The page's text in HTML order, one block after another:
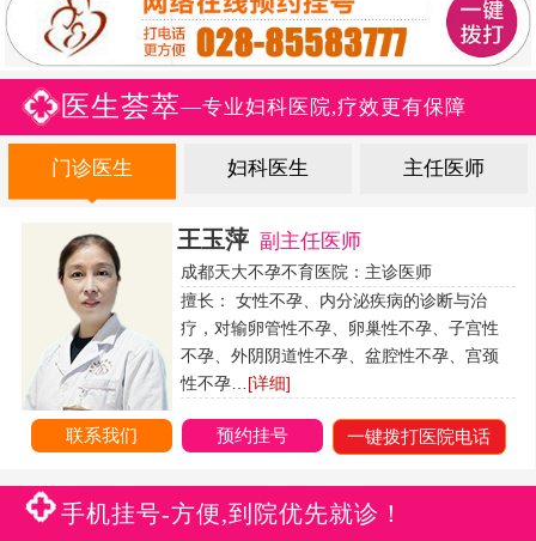
医生荟萃—专业妇科医院,疗效更有保障
门诊医生 妇科医生 主任医师
王玉萍 副主任医师
成都天大不孕不育医院：主诊医师
擅长： 女性不孕、内分泌疾病的诊断与治
疗，对输卵管性不孕、卵巢性不孕、子宫性
不孕、外阴阴道性不孕、盆腔性不孕、宫颈
性不孕… [详细]
联系我们 预约挂号 一键拨打医院电话
手机挂号-方便,到院优先就诊！